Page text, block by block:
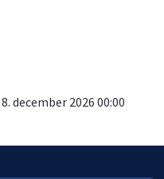
8. december 2026 00:00